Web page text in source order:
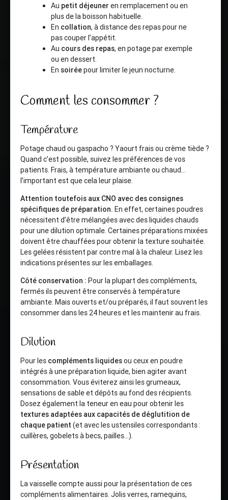
Au petit déjeuner en remplacement ou en
plus de la boisson habituelle.
En collation, à distance des repas pour ne
pas couper l’appétit.
Au cours des repas, en potage par exemple
ou en dessert.
En soiréepour limiter le jeun nocturne.
Comment les consommer ?
Température
Potage chaud ou gaspacho ? Yaourt frais ou crème tiède ?
Quand c’est possible, suivez les préférences de vos
patients. Frais, à température ambiante ou chaud…
l’important est que cela leur plaise.
Attention toutefois aux CNO avec des consignes
spécifiques de préparation. En effet, certaines poudres
nécessitent d’être mélangées avec des liquides chauds
pour une dilution optimale. Certaines préparations mixées
doivent être chauffées pour obtenir la texture souhaitée.
Les gelées résistent par contre mal à la chaleur. Lisez les
indications présentes sur les emballages.
Côté conservation : Pour la plupart des compléments,
fermés ils peuvent être conservés à température
ambiante. Mais ouverts et/ou préparés, il faut souvent les
consommer dans les 24 heures et les maintenir au frais.
Dilution
Pour les compléments liquidesou ceux en poudre
intégrés à une préparation liquide, bien agiter avant
consommation. Vous éviterez ainsi les grumeaux,
sensations de sable et dépôts au fond des récipients.
Dosez également la teneur en eau pour obtenir les
textures adaptées aux capacités de déglutition de
chaque patient (et avec les ustensiles correspondants :
cuillères, gobelets à becs, pailles…).
Présentation
La vaisselle compte aussi pour la présentation de ces
compléments alimentaires. Jolis verres, ramequins,